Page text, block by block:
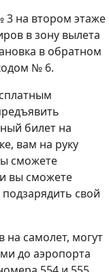
3 на втором этаже
в зону вылета
в обратном
№ 6.
билет на
вам на руку
сможете
вы сможете
свой
на самолет, могут
до аэропорта